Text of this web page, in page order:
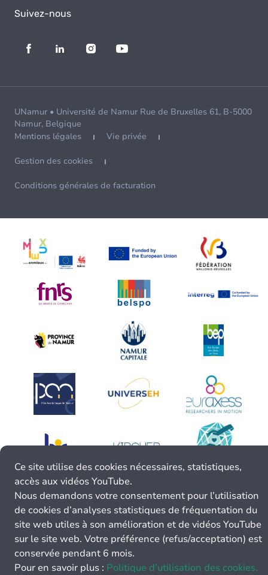
Suivez-nous
UNamur • Université de Namur Rue de Bruxelles 61, B-5000
Namur, Belgique
Mentions légales
Vie privée
Gestion des cookies
Conditions générales de facturation
Ce site utilise des cookies nécessaires, statistiques,
accès aux vidéos YouTube.
Nous demandons votre consentement pour l’utilisation
de cookies d’analyses statistiques de fréquentation du
site web utiles à son amélioration et de vidéos YouTube
sur le site web. Votre préférence (refus/acceptation) est
conservée pendant 6 mois.
Pour en savoir plus : Politique d’utilisation des cookies.